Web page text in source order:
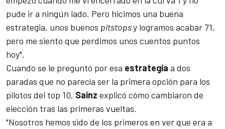
pude ir a ningún lado. Pero hicimos una buena
estrategia, unos buenos pitstopsy logramos acabar 71,
pero me siento que perdimos unos cuentos puntos
hoy".
Cuando se le preguntó por esa estrategia a dos
paradas que no parecía ser la primera opción para los
pilotos del top 10, Sainz explicó cómo cambiaron de
elección tras las primeras vueltas.
"Nosotros hemos sido de los primeros en ver que era a